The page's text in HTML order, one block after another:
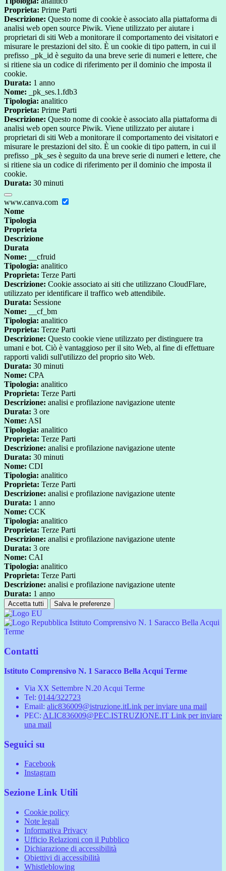
Proprieta: Prime Parti
Descrizione: Questo nome di cookie è associato alla piattaforma di
analisi web open source Piwik. Viene utilizzato per aiutare i
proprietari di siti Web a monitorare il comportamento dei visitatori e
misurare le prestazioni del sito. È un cookie di tipo pattern, in cui il
prefisso _pk_id è seguito da una breve serie di numeri e lettere, che
si ritiene sia un codice di riferimento per il dominio che imposta il
cookie.
Durata: 1 anno
Nome: _pk_ses.1.fdb3
Tipologia: analitico
Proprieta: Prime Parti
Descrizione: Questo nome di cookie è associato alla piattaforma di
analisi web open source Piwik. Viene utilizzato per aiutare i
proprietari di siti Web a monitorare il comportamento dei visitatori e
misurare le prestazioni del sito. È un cookie di tipo pattern, in cui il
prefisso _pk_ses è seguito da una breve serie di numeri e lettere, che
si ritiene sia un codice di riferimento per il dominio che imposta il
cookie.
Durata: 30 minuti
www.canva.com
Nome
Tipologia
Proprieta
Descrizione
Durata
Nome: __cfruid
Tipologia: analitico
Proprieta: Terze Parti
Descrizione: Cookie associato ai siti che utilizzano CloudFlare,
utilizzato per identificare il traffico web attendibile.
Durata: Sessione
Nome: __cf_bm
Tipologia: analitico
Proprieta: Terze Parti
Descrizione: Questo cookie viene utilizzato per distinguere tra
umani e bot. Ciò è vantaggioso per il sito Web, al fine di effettuare
rapporti validi sull'utilizzo del proprio sito Web.
Durata: 30 minuti
Nome: CPA
Tipologia: analitico
Proprieta: Terze Parti
Descrizione: analisi e profilazione navigazione utente
Durata: 3 ore
Nome: ASI
Tipologia: analitico
Proprieta: Terze Parti
Descrizione: analisi e profilazione navigazione utente
Durata: 30 minuti
Nome: CDI
Tipologia: analitico
Proprieta: Terze Parti
Descrizione: analisi e profilazione navigazione utente
Durata: 1 anno
Nome: CCK
Tipologia: analitico
Proprieta: Terze Parti
Descrizione: analisi e profilazione navigazione utente
Durata: 3 ore
Nome: CAI
Tipologia: analitico
Proprieta: Terze Parti
Descrizione: analisi e profilazione navigazione utente
Durata: 1 anno
Accetta tutti Salva le preferenze
Istituto Comprensivo N. 1 Saracco Bella Acqui
Terme
Contatti
Istituto Comprensivo N. 1 Saracco Bella Acqui Terme
Via XX Settembre N.20 Acqui Terme
Tel: 0144/322723
Email: alic836009@istruzione.itLink per inviare una mail
PEC: ALIC836009@PEC.ISTRUZIONE.IT Link per inviare
una mail
Seguici su
Facebook
Instagram
Sezione Link Utili
Cookie policy
Note legali
Informativa Privacy
Ufficio Relazioni con il Pubblico
Dichiarazione di accessibilità
Obiettivi di accessibilità
Whistleblowing